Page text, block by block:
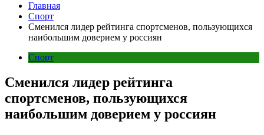
Главная
Спорт
Сменился лидер рейтинга спортсменов, пользующихся
наибольшим доверием у россиян
Спорт
Сменился лидер рейтинга
спортсменов, пользующихся
наибольшим доверием у россиян